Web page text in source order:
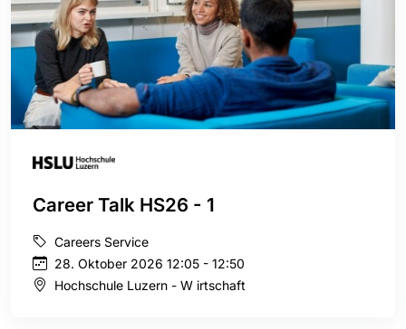
Career Talk HS26 - 1
Careers Service
28. Oktober 2026 12:05 - 12:50
Hochschule Luzern - W irtschaft